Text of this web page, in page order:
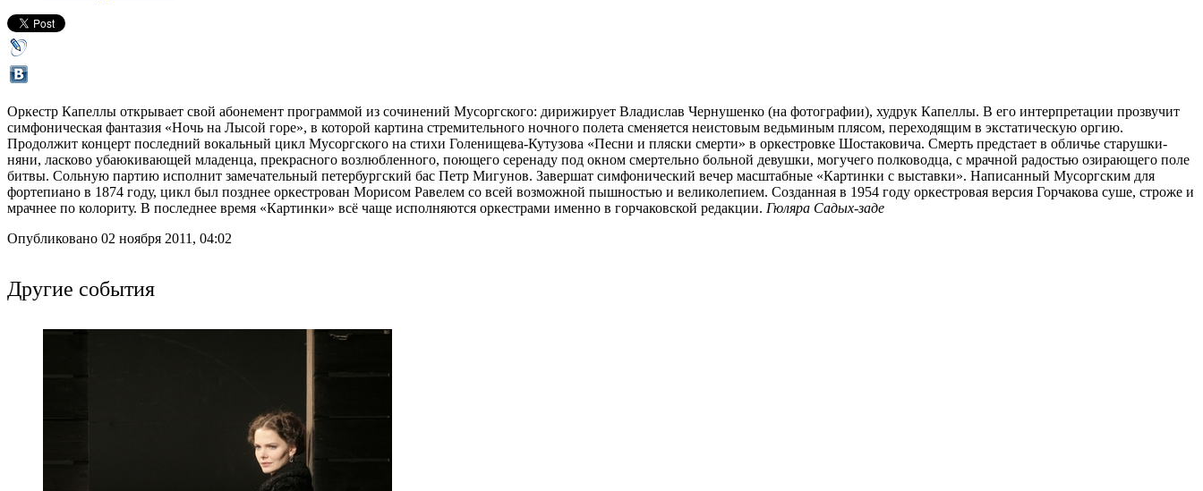
Оркестр Капеллы открывает свой абонемент программой из сочинений Мусоргского: дирижирует Владислав Чернушенко (на фотографии), худрук Капеллы. В его интерпретации прозвучит
симфоническая фантазия «Ночь на Лысой горе», в которой картина стремительного ночного полета сменяется неистовым ведьминым плясом, переходящим в экстатическую оргию.
Продолжит концерт последний вокальный цикл Мусоргского на стихи Голенищева-Кутузова «Песни и пляски смерти» в оркестровке Шостаковича. Смерть предстает в обличье старушки-
няни, ласково убаюкивающей младенца, прекрасного возлюбленного, поющего серенаду под окном смертельно больной девушки, могучего полководца, с мрачной радостью озирающего поле
битвы. Сольную партию исполнит замечательный петербургский бас Петр Мигунов. Завершат симфонический вечер масштабные «Картинки с выставки». Написанный Мусоргским для
фортепиано в 1874 году, цикл был позднее оркестрован Морисом Равелем со всей возможной пышностью и великолепием. Созданная в 1954 году оркестровая версия Горчакова суше, строже и
мрачнее по колориту. В последнее время «Картинки» всё чаще исполняются оркестрами именно в горчаковской редакции. Гюляра Садых-заде
Опубликовано 02 ноября 2011, 04:02
Другие события